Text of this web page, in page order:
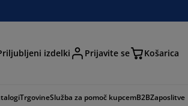
izdelki Prijavite se Košarica
TrgovineSlužba za pomoč kupcemB2BZaposlitve